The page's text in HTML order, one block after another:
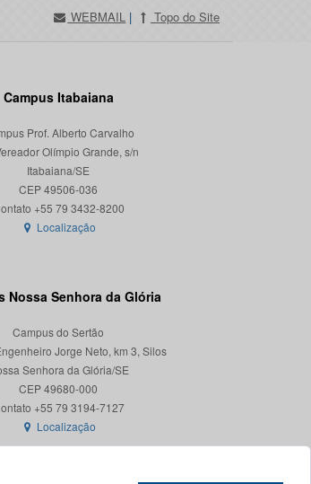
WEBMAIL | Topo do Site
Campus Itabaiana
Prof. Alberto Carvalho
Olímpio Grande, s/n
Itabaiana/SE
CEP 49506-036
Localização
Nossa Senhora da Glória
Campus do Sertão
Jorge Neto, km 3, Silos
Senhora da Glória/SE
CEP 49680-000
Contato +55 79 3194-7127
Localização